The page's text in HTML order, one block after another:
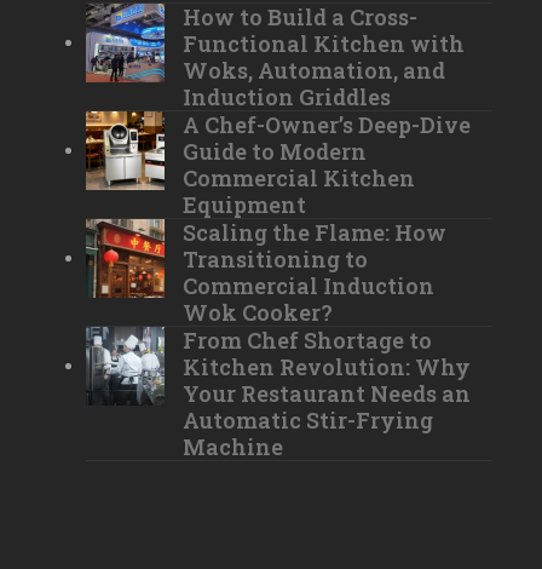
How to Build a Cross-
Functional Kitchen with
Woks, Automation, and
Induction Griddles
A Chef-Owner’s Deep-Dive
Guide to Modern
Commercial Kitchen
Equipment
Scaling the Flame: How
Transitioning to
Commercial Induction
Wok Cooker?
From Chef Shortage to
Kitchen Revolution: Why
Your Restaurant Needs an
Automatic Stir-Frying
Machine